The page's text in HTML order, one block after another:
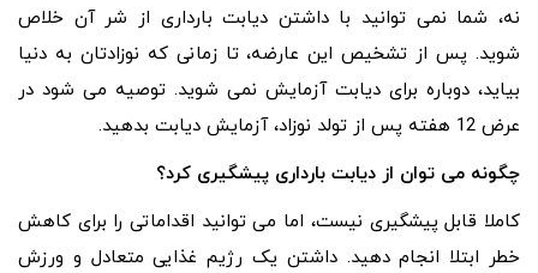
نه، شما نمی توانید با داشتن دیابت بارداری از شر آن خلاص
شوید. پس از تشخیص این عارضه، تا زمانی که نوزادتان به دنیا
بیاید، دوباره برای دیابت آزمایش نمی شوید. توصیه می شود در
عرض 12 هفته پس از تولد نوزاد، آزمایش دیابت بدهید.
چگونه می توان از دیابت بارداری پیشگیری کرد؟
کاملا قابل پیشگیری نیست، اما می توانید اقداماتی را برای کاهش
خطر ابتلا انجام دهید. داشتن یک رژیم غذایی متعادل و ورزش